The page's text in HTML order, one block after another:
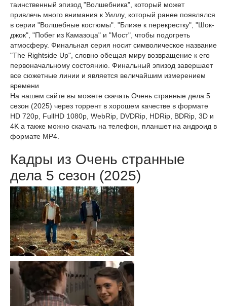
таинственный эпизод "Волшебника", который может
привлечь много внимания к Уиллу, который ранее появлялся
в серии "Волшебные костюмы". "Ближе к перекрестку", "Шок-
джок", "Побег из Камазоца" и "Мост", чтобы подогреть
атмосферу. Финальная серия носит символическое название
"The Rightside Up", словно обещая миру возвращение к его
первоначальному состоянию. Финальный эпизод завершает
все сюжетные линии и является величайшим измерением
времени
На нашем сайте вы можете скачать Очень странные дела 5
сезон (2025) через торрент в хорошем качестве в формате
HD 720p, FullHD 1080p, WebRip, DVDRip, HDRip, BDRip, 3D и
4K а также можно скачать на телефон, планшет на андроид в
формате MP4.
Кадры из Очень странные
дела 5 сезон (2025)